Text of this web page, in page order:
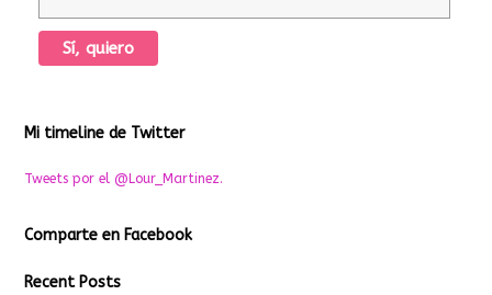
Mi timeline de Twitter
Tweets por el @Lour_Martinez.
Comparte en Facebook
Recent Posts